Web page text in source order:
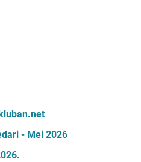
- Mei 2026